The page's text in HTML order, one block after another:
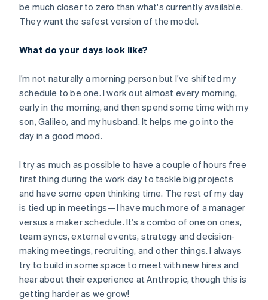
be much closer to zero than what's currently available.
They want the safest version of the model.
What do your days look like?
I’m not naturally a morning person but I’ve shifted my
schedule to be one. I work out almost every morning,
early in the morning, and then spend some time with my
son, Galileo, and my husband. It helps me go into the
day in a good mood.
I try as much as possible to have a couple of hours free
first thing during the work day to tackle big projects
and have some open thinking time. The rest of my day
is tied up in meetings—I have much more of a manager
versus a maker schedule. It’s a combo of one on ones,
team syncs, external events, strategy and decision-
making meetings, recruiting, and other things. I always
try to build in some space to meet with new hires and
hear about their experience at Anthropic, though this is
getting harder as we grow!
กรีซ
English
เขตบริหารพิเศษฮ่องกง ประเทศจีน
English简体中文
แคนาดา
English Français
โครเอเชีย
EnglishItaliano
จีนแผ่นดินใหญ่
简体中文English